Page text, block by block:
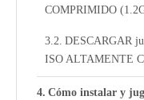
COMPRIMIDO
DESCARGAR
ISO ALTAMENTE
Cómo instalar y